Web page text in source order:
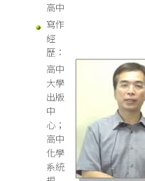
高中
寫作
經
歷：
高中
大學
出版
中
心；
高中
化學
系統